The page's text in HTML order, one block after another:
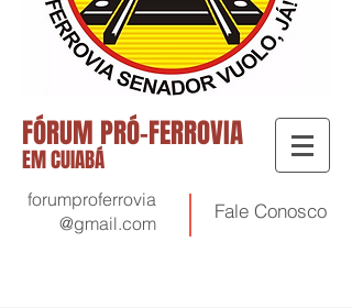
FÓRUM PRÓ-FERROVIA
EM CUIABÁ
forumproferrovia
@gmail.com
Fale Conosco